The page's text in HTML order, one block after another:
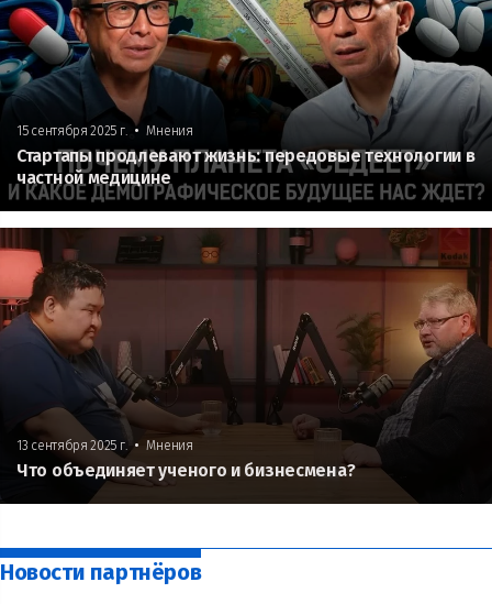
15 сентября 2025 г. • Мнения
Стартапы продлевают жизнь: передовые технологии в
частной медицине
13 сентября 2025 г. • Мнения
Что объединяет ученого и бизнесмена?
Новости партнёров